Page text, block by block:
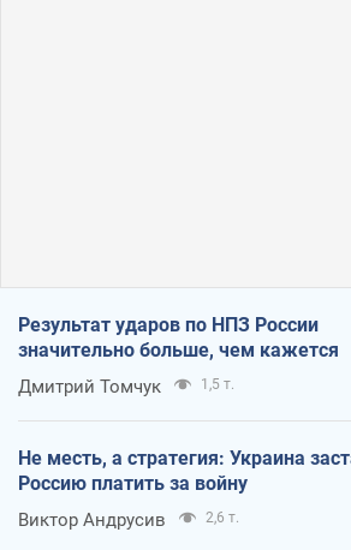
Результат ударов по НПЗ России
значительно больше, чем кажется
Дмитрий Томчук 1,5 т.
Не месть, а стратегия: Украина
Россию платить за войну
Виктор Андрусив 2,6 т.